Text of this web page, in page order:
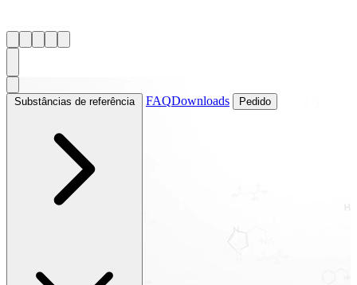
Substâncias de referência FAQDownloads Pedido